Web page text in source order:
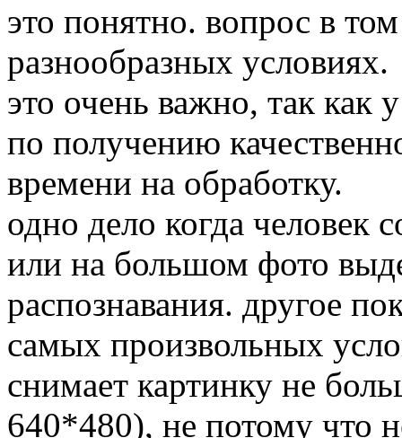
это понятно. вопрос в
разнообразных условиях.
это очень важно, так как
по получению
времени на обработку.
одно дело когда человек
или на большом фото
распознавания. другое
самых произвольных
снимает картинку не
640*480), не потому что